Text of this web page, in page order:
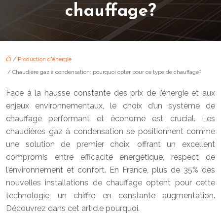
chauffage?
/ Production d'énergie
/ Chaudière gaz à condensation: pourquoi opter pour ce type de chauffage?
Face à la hausse constante des prix de l’énergie et aux
enjeux environnementaux, le choix d’un système de
chauffage performant et économe est crucial. Les
chaudières gaz à condensation se positionnent comme
une solution de premier choix, offrant un excellent
compromis entre efficacité énergétique, respect de
l’environnement et confort. En France, plus de 35% des
nouvelles installations de chauffage optent pour cette
technologie, un chiffre en constante augmentation.
Découvrez dans cet article pourquoi.